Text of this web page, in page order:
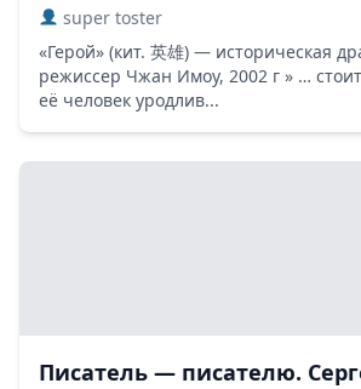
super toster
«Герой» (кит. 英雄) — историческая
режиссер Чжан Имоу, 2002 г » …
её человек уродлив...
Писатель — писателю.